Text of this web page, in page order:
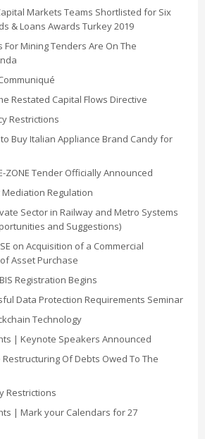
Markets Teams Shortlisted for Six
& Loans Awards Turkey 2019
Mining Tenders Are On The
Restated Capital Flows Directive
Restrictions
Buy Italian Appliance Brand Candy for
ZONE Tender Officially Announced
Regulation
Sector in Railway and Metro Systems
and Suggestions)
on Acquisition of a Commercial
Asset Purchase
Registration Begins
Data Protection Requirements Seminar
Technology
| Keynote Speakers Announced
Of Debts Owed To The
Restrictions
| Mark your Calendars for 27